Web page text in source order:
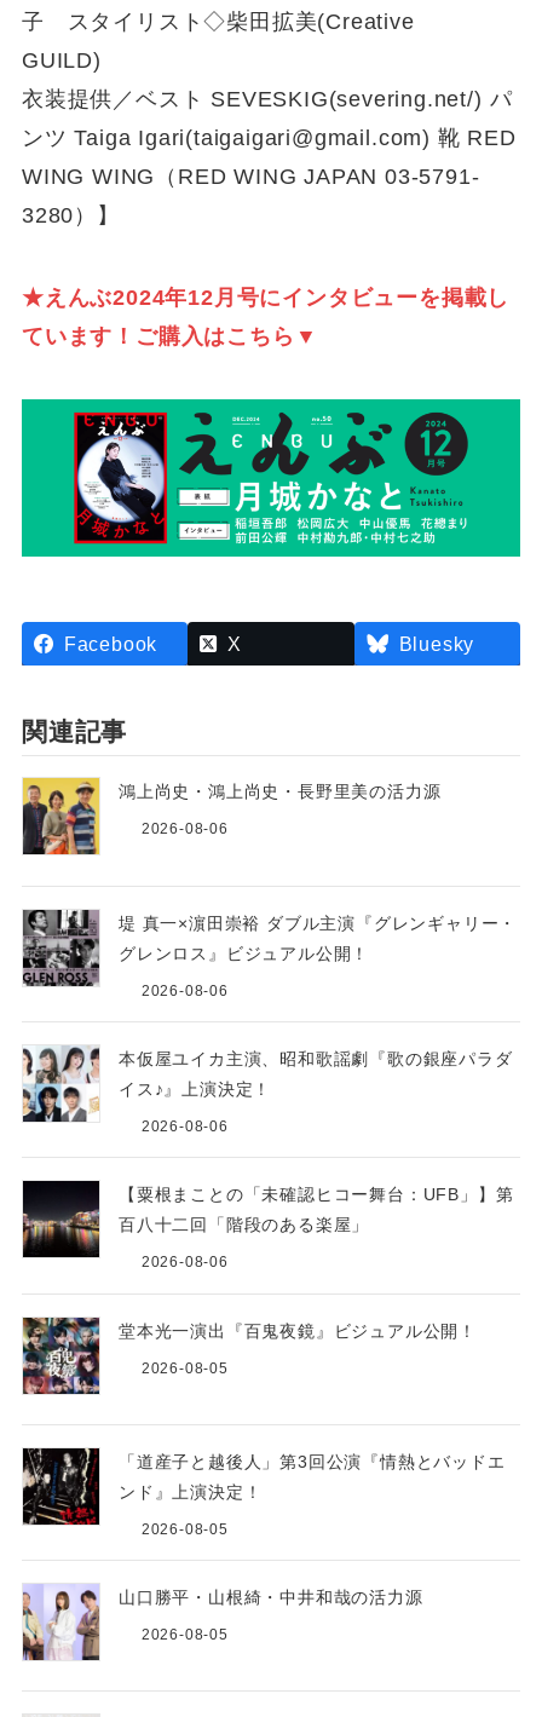
子 スタイリスト◇柴田拡美(Creative
GUILD)
衣装提供／ベスト SEVESKIG(severing.net/) パ
ンツ Taiga Igari(taigaigari@gmail.com) 靴 RED
WING WING（RED WING JAPAN 03-5791-
3280）】
★えんぶ2024年12月号にインタビュー を掲載し
ています！ご購入はこちら▼
Facebook X Bluesky
関連記事
鴻上尚史・鴻上尚史・長野里美の活力源
2026-08-06
堤 真一×濵田崇裕 ダブル主演『グレンギャリー・
グレンロス』ビジュアル公開！
2026-08-06
本仮屋ユイカ主演、昭和歌謡劇『歌の銀座パラダ
イス♪』上演決定！
2026-08-06
【粟根まことの「未確認ヒコー舞台：UFB」】第
百八十二回「階段のある楽屋」
2026-08-06
堂本光一演出『百鬼夜鏡』ビジュアル公開！
2026-08-05
「道産子と越後人」第3回公演『情熱とバッドエ
ンド』上演決定！
2026-08-05
山口勝平・山根綺・中井和哉の活力源
2026-08-05